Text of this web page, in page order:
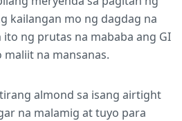
kailangan mo ng dagdag na
ito ng prutas na mababa ang GI
maliit na mansanas.
almond sa isang airtight
na malamig at tuyo para